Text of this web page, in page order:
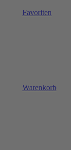
Favoriten
Warenkorb